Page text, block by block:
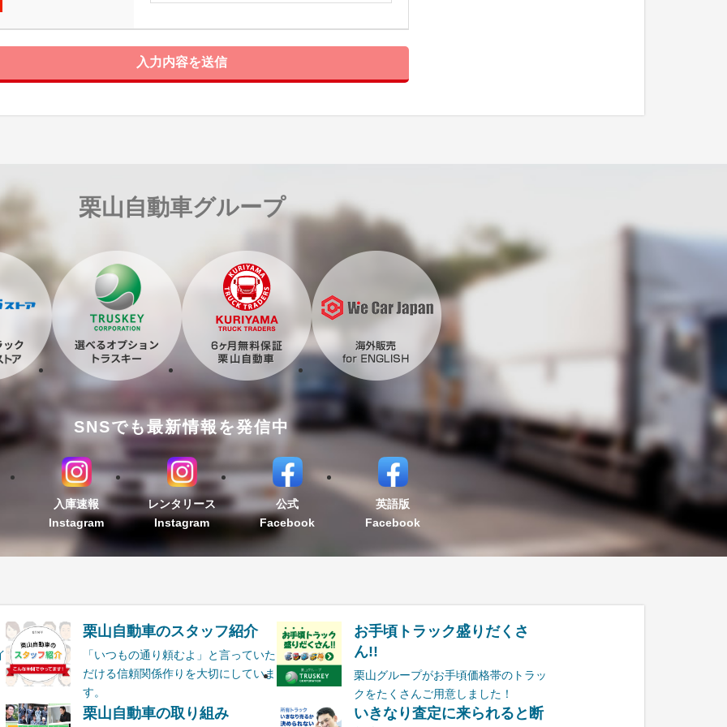
入力内容を送信
栗山自動車グループ
SNSでも最新情報を発信中
入庫速報
Instagram
レンタリース
Instagram
公式
Facebook
英語版
Facebook
栗山自動車のスタッフ紹介
「いつもの通り頼むよ」と言っていた
だける信頼関係作りを大切にしていま
す。
お手頃トラック盛りだくさ
ん!!
栗山グループがお手頃価格帯のトラッ
クをたくさんご用意しました！
栗山自動車の取り組み
いきなり査定に来られると断